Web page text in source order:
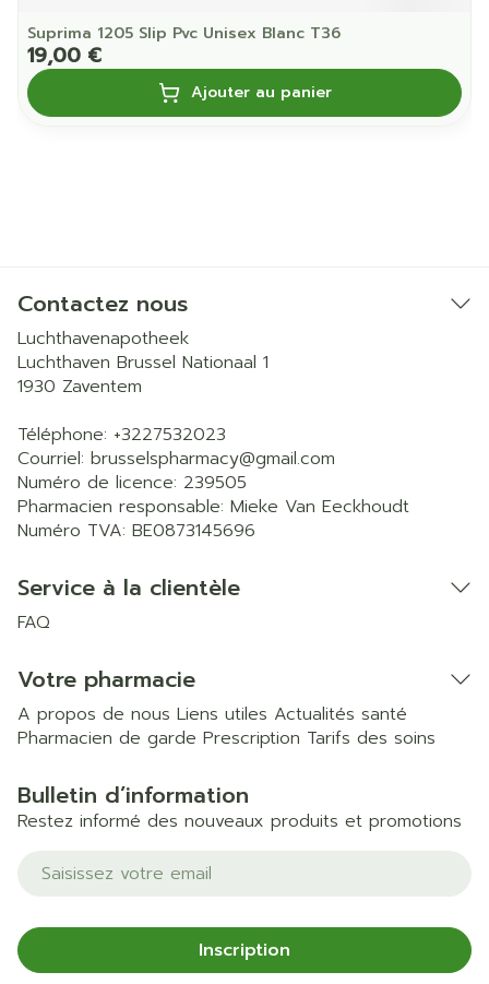
Suprima 1205 Slip Pvc Unisex Blanc T36
19,00 €
Ajouter au panier
Contactez nous
Luchthavenapotheek
Luchthaven Brussel Nationaal 1
1930 Zaventem
Téléphone: +3227532023
Courriel: brusselspharmacy@gmail.com
Numéro de licence: 239505
Pharmacien responsable: Mieke Van Eeckhoudt
Numéro TVA: BE0873145696
Service à la clientèle
FAQ
Votre pharmacie
A propos de nous Liens utiles Actualités santé
Pharmacien de garde Prescription Tarifs des soins
Bulletin d’information
Restez informé des nouveaux produits et promotions
Adresse mail
Inscription